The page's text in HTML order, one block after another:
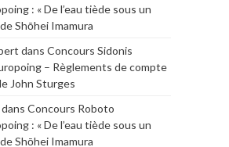
: « De l’eau tiède sous un
Shōhei Imamura
dans Concours Sidonis
– Règlements de compte
John Sturges
dans Concours Roboto
: « De l’eau tiède sous un
Shōhei Imamura